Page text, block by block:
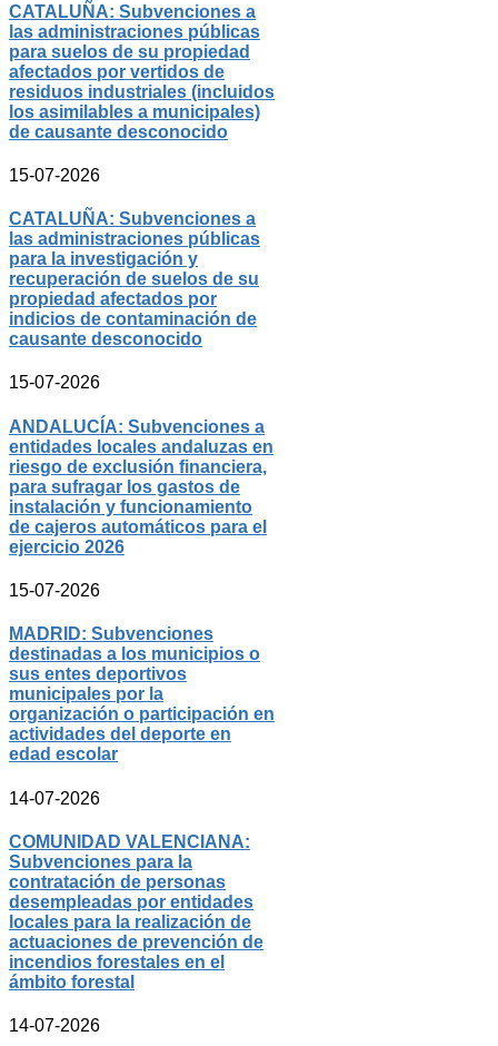
CATALUÑA: Subvenciones a
las administraciones públicas
para suelos de su propiedad
afectados por vertidos de
residuos industriales (incluidos
los asimilables a municipales)
de causante desconocido
15-07-2026
CATALUÑA: Subvenciones a
las administraciones públicas
para la investigación y
recuperación de suelos de su
propiedad afectados por
indicios de contaminación de
causante desconocido
15-07-2026
ANDALUCÍA: Subvenciones a
entidades locales andaluzas en
riesgo de exclusión financiera,
para sufragar los gastos de
instalación y funcionamiento
de cajeros automáticos para el
ejercicio 2026
15-07-2026
MADRID: Subvenciones
destinadas a los municipios o
sus entes deportivos
municipales por la
organización o participación en
actividades del deporte en
edad escolar
14-07-2026
COMUNIDAD VALENCIANA:
Subvenciones para la
contratación de personas
desempleadas por entidades
locales para la realización de
actuaciones de prevención de
incendios forestales en el
ámbito forestal
14-07-2026